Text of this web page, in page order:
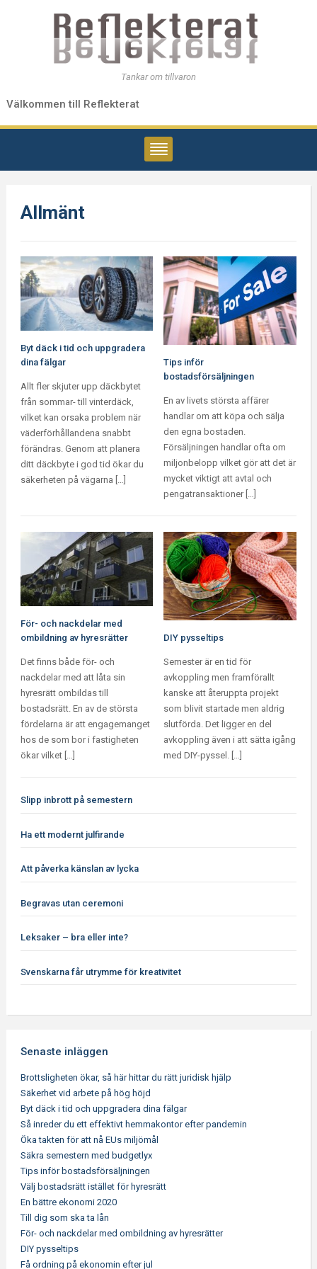
Tankar om tillvaron
Välkommen till Reflekterat
Allmänt
Byt däck i tid och uppgradera
dina fälgar
Allt fler skjuter upp däckbytet
från sommar- till vinterdäck,
vilket kan orsaka problem när
väderförhållandena snabbt
förändras. Genom att planera
ditt däckbyte i god tid ökar du
säkerheten på vägarna […]
Tips inför
bostadsförsäljningen
En av livets största affärer
handlar om att köpa och sälja
den egna bostaden.
Försäljningen handlar ofta om
miljonbelopp vilket gör att det är
mycket viktigt att avtal och
pengatransaktioner […]
För- och nackdelar med
ombildning av hyresrätter
Det finns både för- och
nackdelar med att låta sin
hyresrätt ombildas till
bostadsrätt. En av de största
fördelarna är att engagemanget
hos de som bor i fastigheten
ökar vilket […]
DIY pysseltips
Semester är en tid för
avkoppling men framförallt
kanske att återuppta projekt
som blivit startade men aldrig
slutförda. Det ligger en del
avkoppling även i att sätta igång
med DIY-pyssel. […]
Slipp inbrott på semestern
Ha ett modernt julfirande
Att påverka känslan av lycka
Begravas utan ceremoni
Leksaker – bra eller inte?
Svenskarna får utrymme för kreativitet
Senaste inläggen
Brottsligheten ökar, så här hittar du rätt juridisk hjälp
Säkerhet vid arbete på hög höjd
Byt däck i tid och uppgradera dina fälgar
Så inreder du ett effektivt hemmakontor efter pandemin
Öka takten för att nå EUs miljömål
Säkra semestern med budgetlyx
Tips inför bostadsförsäljningen
Välj bostadsrätt istället för hyresrätt
En bättre ekonomi 2020
Till dig som ska ta lån
För- och nackdelar med ombildning av hyresrätter
DIY pysseltips
Få ordning på ekonomin efter jul